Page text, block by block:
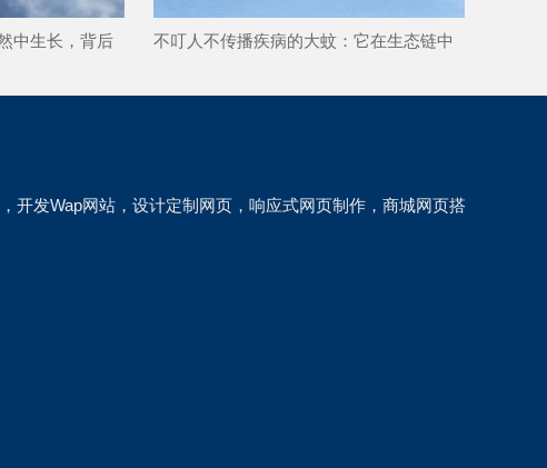
中生长，背后
不叮人不传播疾病的大蚊：它在生态链中
开发Wap网站，设计定制网页，响应式网页制作，商城网页搭